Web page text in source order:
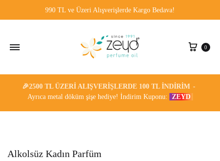
990 TL ve Üzeri Alışverişlerde Kargo Bedava!
Sepet
0
🎉2500 TL ÜZERI ALIŞVERIŞLERDE 100 TL İNDIRIM
Ayrıca metal döküm şişe hediye! İndirim Kuponu:
ZEYD
Alkolsüz Kadın Parfüm